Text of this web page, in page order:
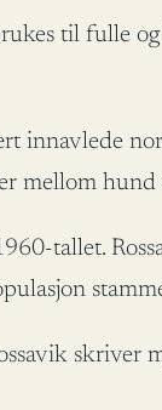
til fulle
innavlede
mellom hund
tallet.
skriver